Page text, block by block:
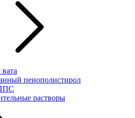
пенополистирол
растворы